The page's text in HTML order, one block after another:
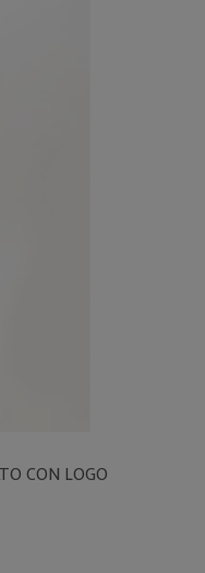
CON LOGO